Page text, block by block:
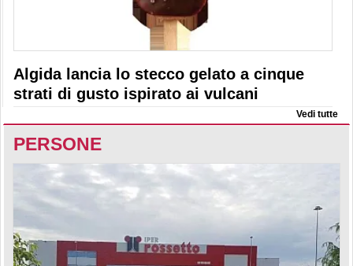
Algida lancia lo stecco gelato a cinque
strati di gusto ispirato ai vulcani
Vedi tutte
PERSONE